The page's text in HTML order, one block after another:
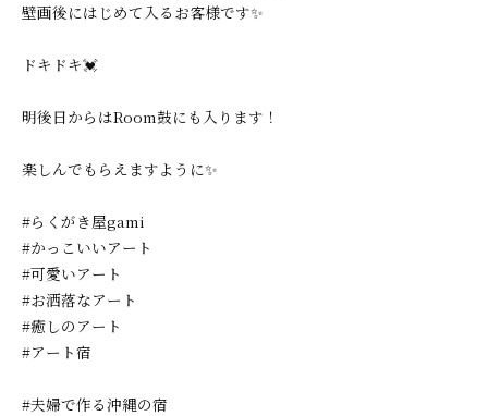
壁画後にはじめて入るお客様です✨
ドキドキ💓
明後日からはRoom鼓にも入ります！
楽しんでもらえますように✨
#らくがき屋gami
#かっこいいアート
#可愛いアート
#お洒落なアート
#癒しのアート
#アート宿
#夫婦で作る沖縄の宿